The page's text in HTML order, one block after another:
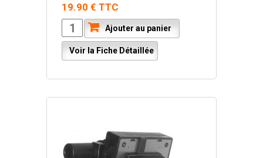
19.90 € TTC
Ajouter au panier
Voir la Fiche Détaillée